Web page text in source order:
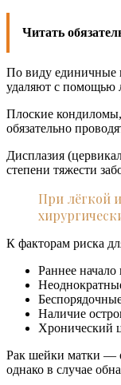
Читать
По виду единичные
удаляют с помощью
Плоские
обязательно
Дисплазия
степени тяжести
При лёгкой
К факторам риска
Раннее
Наличие
Хронический
Рак шейки матки —
однако в случае